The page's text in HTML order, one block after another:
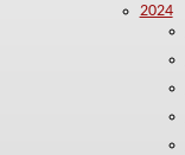
2024